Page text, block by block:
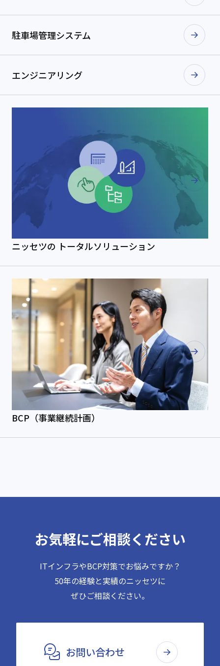
駐車場管理システム
エンジニアリング
ニッセツの トータルソリューション
BCP（事業継続計画）
お気軽にご相談ください
ITインフラやBCP対策でお悩みですか？
50年の経験と実績のニッセツに
ぜひご相談ください。
お問い合わせ